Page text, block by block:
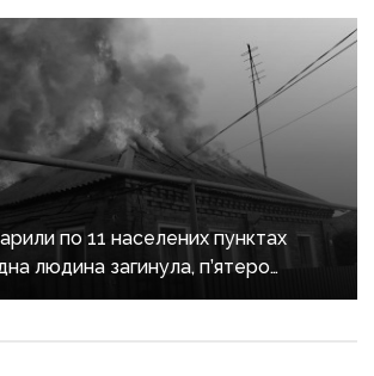
по 11 населених пунктах
людина загинула, п’ятеро